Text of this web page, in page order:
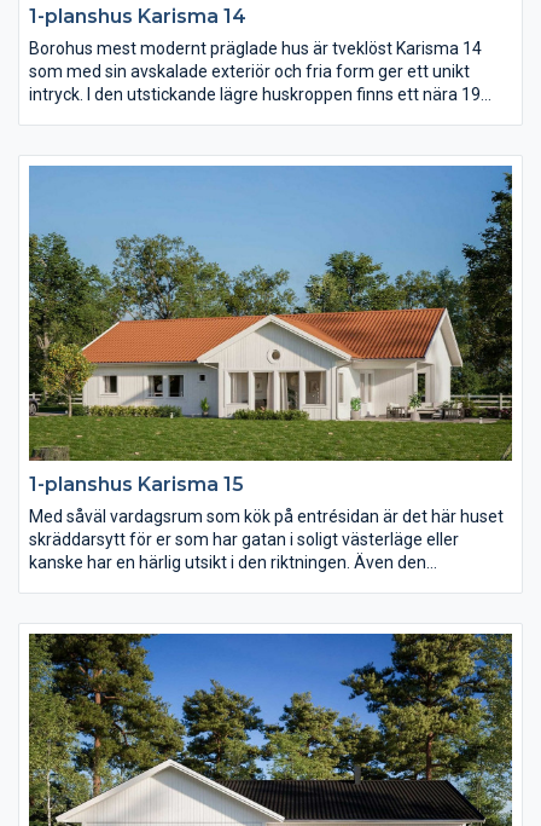
1-planshus Karisma 14
Borohus mest modernt präglade hus är tveklöst Karisma 14
som med sin avskalade exteriör och fria form ger ett unikt
intryck. I den utstickande lägre huskroppen finns ett nära 19
som en effekt av det höga snedtaket.
1-planshus Karisma 15
Med såväl vardagsrum som kök på entrésidan är det här huset
skräddarsytt för er som har gatan i soligt västerläge eller
kanske har en härlig utsikt i den riktningen. Även den
hållet. I övrigt har Karisma 15 en härlig öppen och ljusberikande
planlösning.